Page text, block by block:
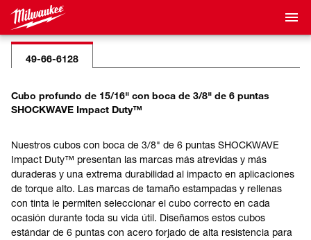
49-66-6128
Cubo profundo de 15/16" con boca de 3/8" de 6 puntas
SHOCKWAVE Impact Duty™
Nuestros cubos con boca de 3/8" de 6 puntas SHOCKWAVE
Impact Duty™ presentan las marcas más atrevidas y más
duraderas y una extrema durabilidad al impacto en aplicaciones
de torque alto. Las marcas de tamaño estampadas y rellenas
con tinta le permiten seleccionar el cubo correcto en cada
ocasión durante toda su vida útil. Diseñamos estos cubos
estándar de 6 puntas con acero forjado de alta resistencia para